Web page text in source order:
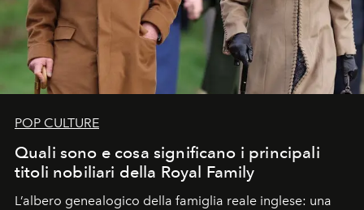
POP CULTURE
Quali sono e cosa significano i principali
titoli nobiliari della Royal Family
L’albero genealogico della famiglia reale inglese: una